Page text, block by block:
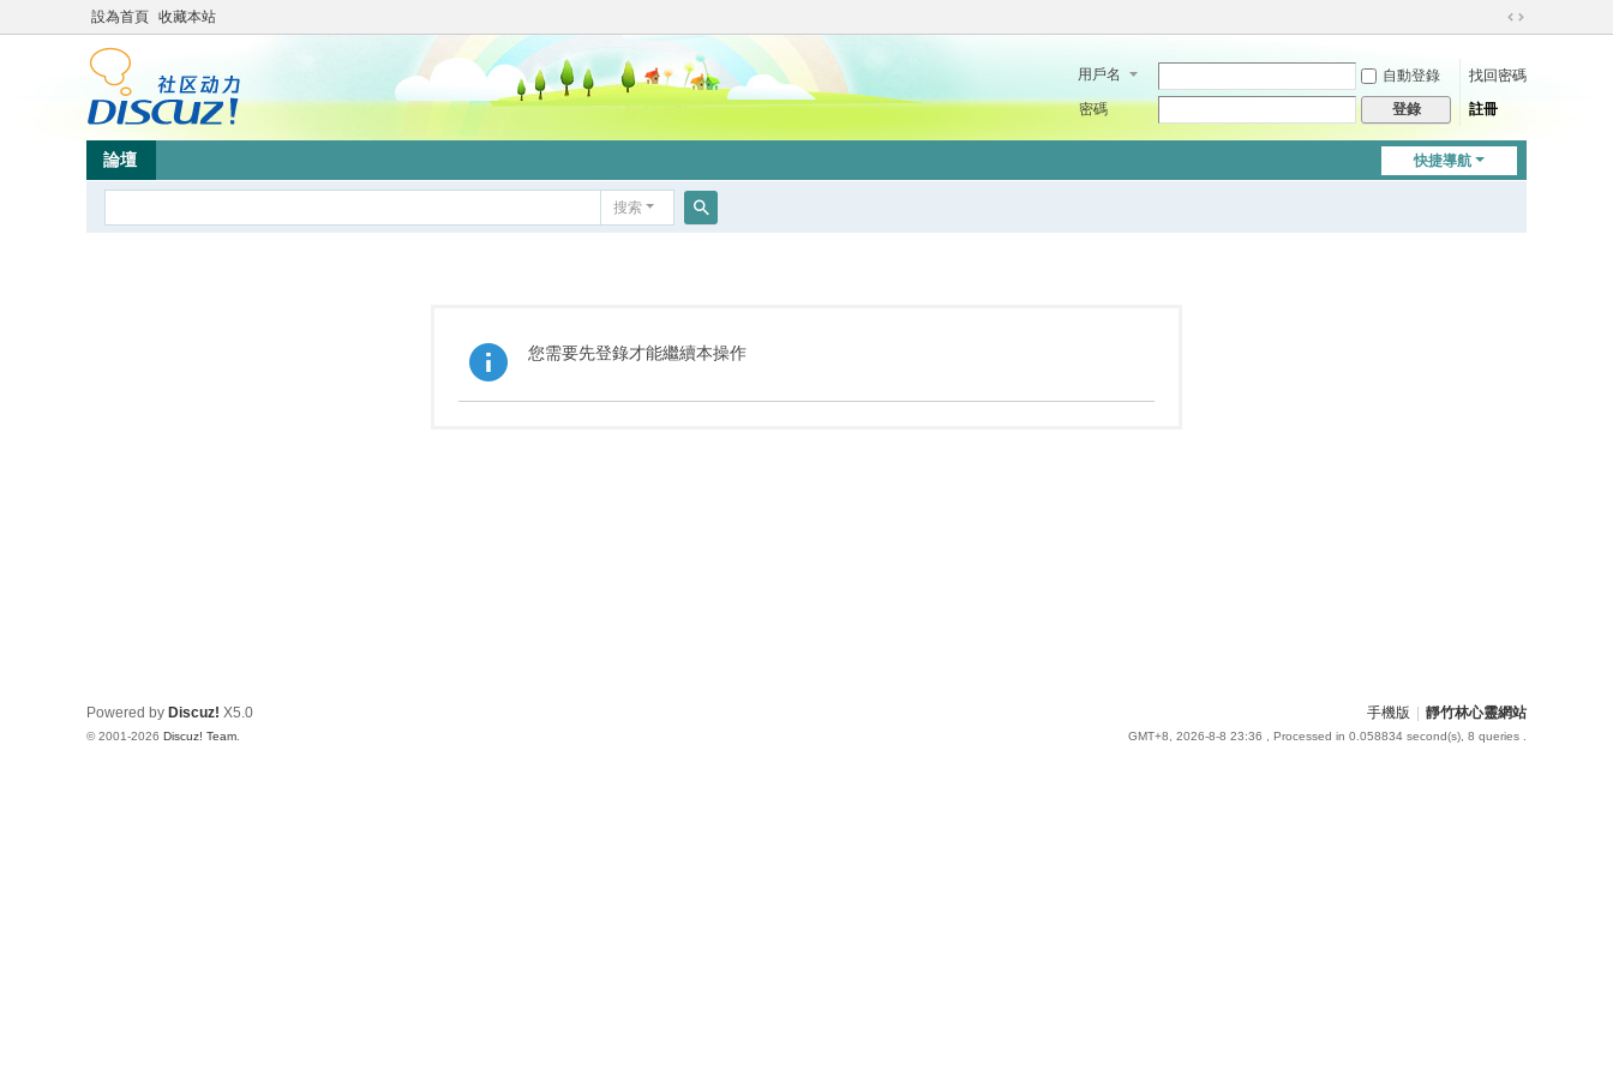
設為首頁 收藏本站
切
到
用戶名 自動登錄
找回密碼
密碼
登錄 註冊
快捷導航
論壇
搜索
您需要先登錄才能繼續本操作
手機版 靜竹林心靈網站
GMT+8, 2026-8-8 23:36 , Processed in 0.058834 second(s), 8 queries .
Powered by Discuz! X5.0
© 2001-2026 Discuz! Team